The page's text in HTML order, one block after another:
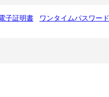
子証明書 ワンタイムパスワード